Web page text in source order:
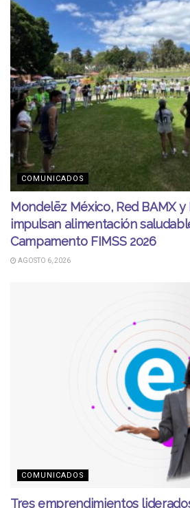
COMUNICADOS
Mondelēz México, Red BAMX y
impulsan alimentación
Campamento FIMSS 2026
AGOSTO 6, 2026
COMUNICADOS
Tres emprendimientos